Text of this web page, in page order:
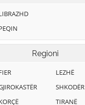
Regioni
LEZHË
SHKODËR
TIRANË